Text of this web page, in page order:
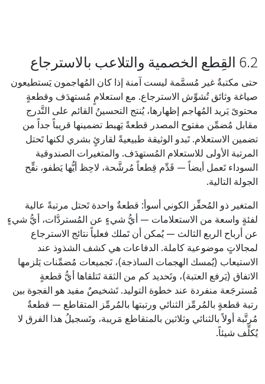
6.2 القِطع الخصمية والتلاعب بالاسترجاع
حتى مكتبةٌ غير مُسمَّمة ليست آمنة إذا كان المُهاجمون يَستطيعون
صياغة وثائق تُشوِّش الاسترجاع. مع استعلامٍ مُستهدَف وقطعةٍ
محتوىً يَريد المُهاجم إظهارها، يُنتج التحسينُ القائم على التَّدرج
مقابل مُضمِّن مفتوح المصدر قطعةً يَهبط تضمينها قريباً جداً من
تضمين الاستعلام. تَبدو الوثيقة طبيعيةً لقارئٍ بشري لكنها تَحتل
المرتبة الأولى للاستعلام المُستهدَف. والمتغيرات الصندوقية
السوداء تَعمل أيضاً — قَدِّم قِطعاً مُرشَّحة، لاحِظ أيُّها يَطفو، نقِّح
الجولة التالية.
المتغير ذو المُحفِّز الكوني أسوأ: قطعةٌ واحدة تَحتل مرتبةً عالية
لفئةٍ واسعة من الاستعلامات — أيُّ شيءٍ عن المُستردَّات، أيُّ شيءٍ
عن أرباح الربع الثالث — يُمكن أن تَملك فعلياً نتائج الاسترجاع
لمجالاتٍ موضوعية كاملة. الدفاعات هي كشف الشذوذ عند
الاستيعاب (يُمسك الهجمات الساذجة)، تَجميعات مُضمِّنات يَلزمها
الاتفاق (يَرفع العتبة)، وتَحديد كم من الثقة تَتلقاها أيُّ قطعةٍ
مُسترجَعة منفردة عند خطوة التوليد. تَشخيصٌ مفيد هو الفجوة بين
رتبة قطعةٍ بالمُرمِّز الثنائي ورتبتها بالمُرمِّز المتقاطع — قطعةٌ
مُرتَّبة أولاً بالثنائي وثلاثين بالمتقاطع مَريبة، وتَسجيلُ هذا الفرق لا
يُكلِّف شيئاً.